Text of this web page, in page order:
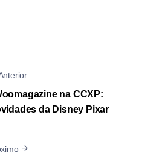
na CCXP:
da Disney Pixar